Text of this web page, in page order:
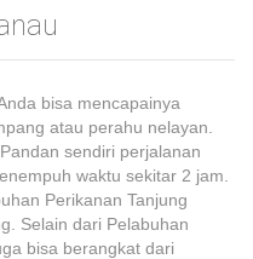
bisa mencapainya
atau perahu nelayan.
sendiri perjalanan
waktu sekitar 2 jam.
Perikanan Tanjung
Selain dari Pelabuhan
bisa berangkat dari